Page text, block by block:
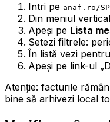
Intri pe anaf.ro/
Din meniul
Apeși pe Lista
Setezi filtrele:
În listă vezi
Apeși pe link-ul
Atenție: facturile
bine să arhivezi local